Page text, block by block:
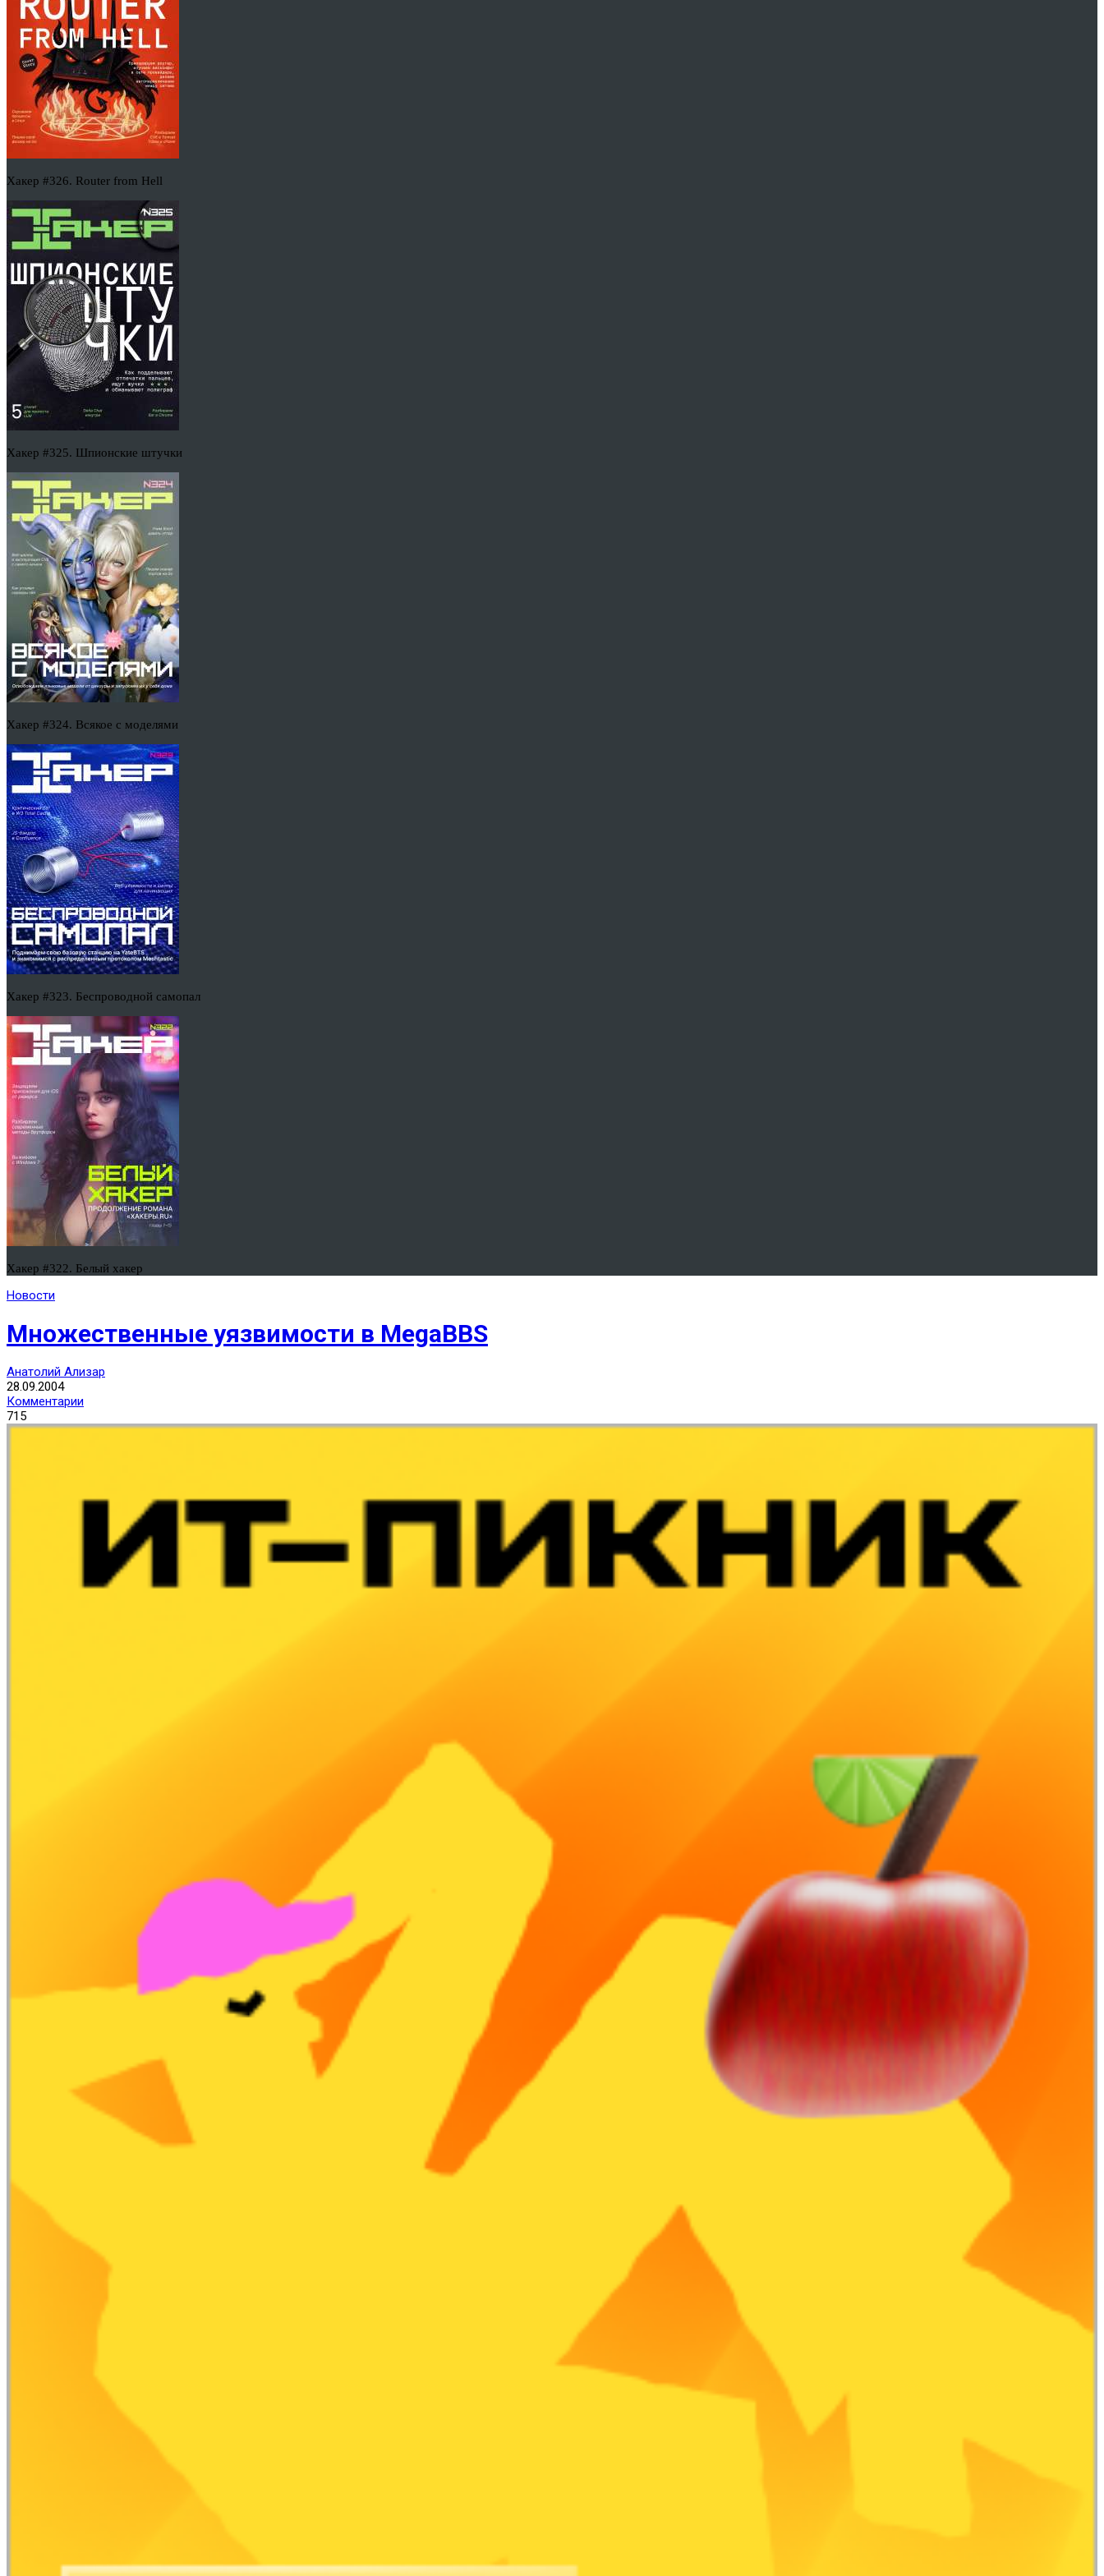
Хакер #326. Router from Hell
Хакер #325. Шпионские штучки
Хакер #324. Всякое с моделями
Хакер #323. Беспроводной самопал
Хакер #322. Белый хакер
Новости
Множественные уязвимости в MegaBBS
Анатолий Ализар
28.09.2004
Комментарии
715